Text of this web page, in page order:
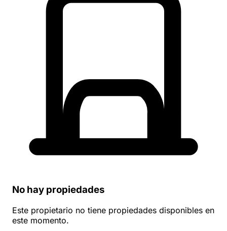
No hay propiedades
Este propietario no tiene propiedades disponibles en
este momento.